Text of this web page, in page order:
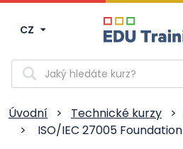
CZ
Vyhledávání
Úvodní > Technické kurzy >
>
ISO/IEC 27005 Foundation